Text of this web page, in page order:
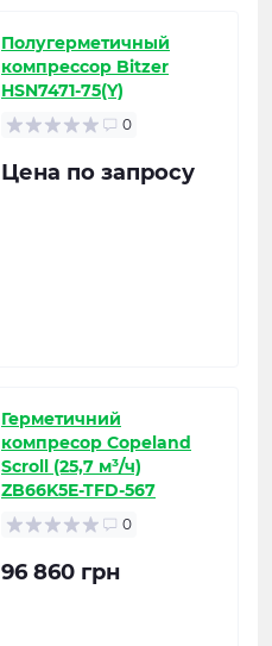
Полугерметичный
компрессор Bitzer
HSN7471-75(Y)
0
Цена по запросу
Герметичний
компресор Copeland
Scroll (25,7 м³/ч)
ZB66K5E-TFD-567
0
96 860 грн